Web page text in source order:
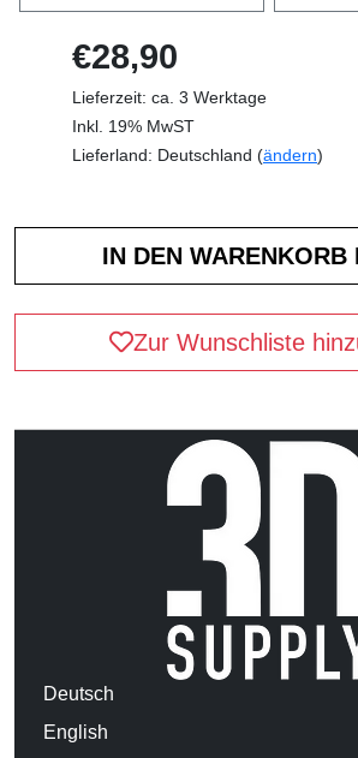
€28,90
Lieferzeit: ca. 3 Werktage
Inkl. 19% MwST
Lieferland: Deutschland (ändern)
Zur Wunschliste
Deutsch
English